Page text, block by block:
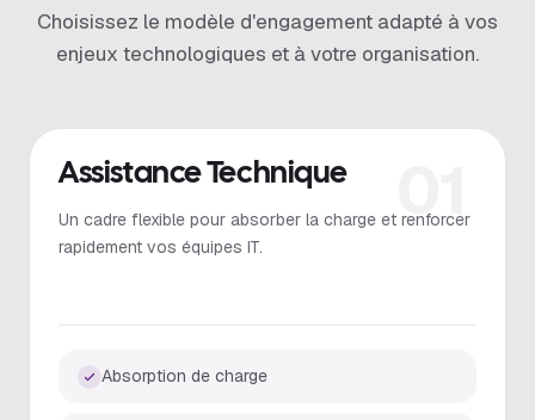
Choisissez le modèle d'engagement adapté à vos
enjeux technologiques et à votre organisation.
01
Assistance Technique
Un cadre flexible pour absorber la charge et renforcer
rapidement vos équipes IT.
Absorption de charge